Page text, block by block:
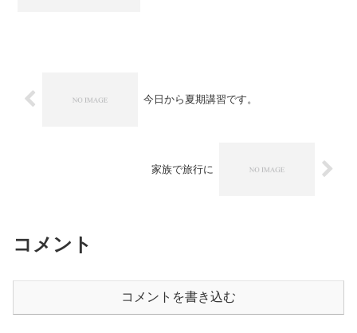
今日から夏期講習です。
家族で旅行に
コメント
コメントを書き込む